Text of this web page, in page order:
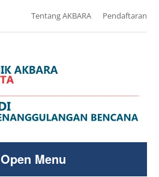
Tentang AKBARA Pendaftaran
Open Menu